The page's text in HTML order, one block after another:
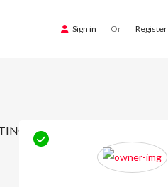
Sign in Or Register